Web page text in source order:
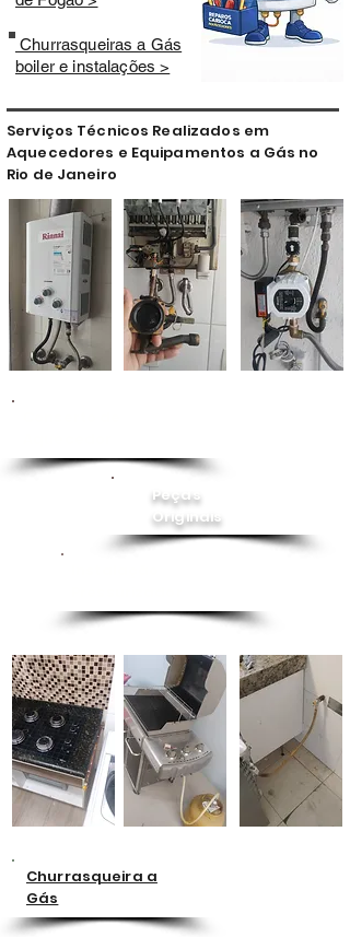
Churrasqueiras a Gás
boiler e instalações >
Serviços Técnicos Realizados em
Aquecedores e Equipamentos a Gás no
Rio de Janeiro
Peças
Originais
Churrasqueira a
Gás